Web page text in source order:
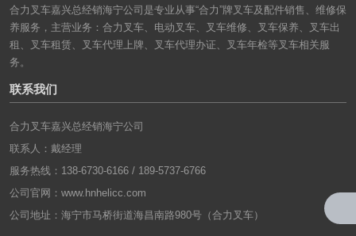
合力叉车嘉兴总经销海宁公司是专业从事“合力”牌叉车及配件销售、维修保
养服务，主营业务：合力叉车、电动叉车、叉车维修、叉车保养、叉车出
租、叉车租赁、叉车代理上牌、叉车代理办证、叉车年检等叉车相关服
务。
联系我们
合力叉车嘉兴总经销海宁公司
联系人：戴经理
服务热线：138-6730-6166 / 189-5737-6766
公司官网： www.hnhelicc.com
公司地址：海宁市马桥街道海昌南路980号（合力叉车）